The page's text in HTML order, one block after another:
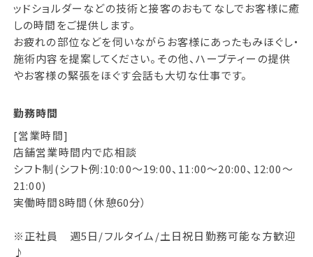
ッドショルダーなどの技術と接客のおもてなしでお客様に癒
しの時間をご提供します。
お疲れの部位などを伺いながらお客様にあったもみほぐし・
施術内容を提案してください。その他、ハーブティーの提供
やお客様の緊張をほぐす会話も大切な仕事です。
勤務時間
[営業時間]
店舗営業時間内で応相談
シフト制(シフト例:10:00～19:00、11:00～20:00、12:00～
21:00)
実働時間8時間（休憩60分）
※正社員 週5日/フルタイム/土日祝日勤務可能な方歓迎
♪